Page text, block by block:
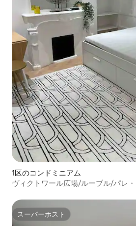
1区のコンドミニアム
ヴィクトワール広場/ルーブル/パレ
スーパーホスト
スーパーホスト